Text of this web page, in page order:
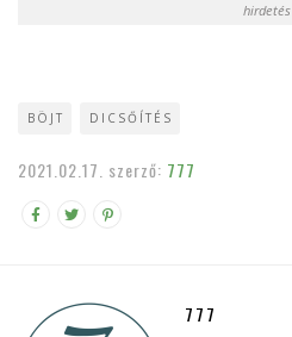
hirdetés
BÖJT DICSŐÍTÉS
2021.02.17. szerző: 777
777